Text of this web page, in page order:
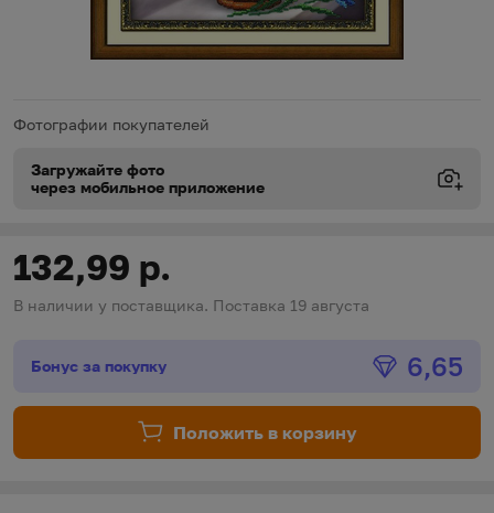
Фотографии покупателей
Загружайте фото
через мобильное приложение
132,99 р.
В наличии у поставщика. Поставка 19 августа
Бонус за покупку6,65 Бонус
6,65
Положить в корзину